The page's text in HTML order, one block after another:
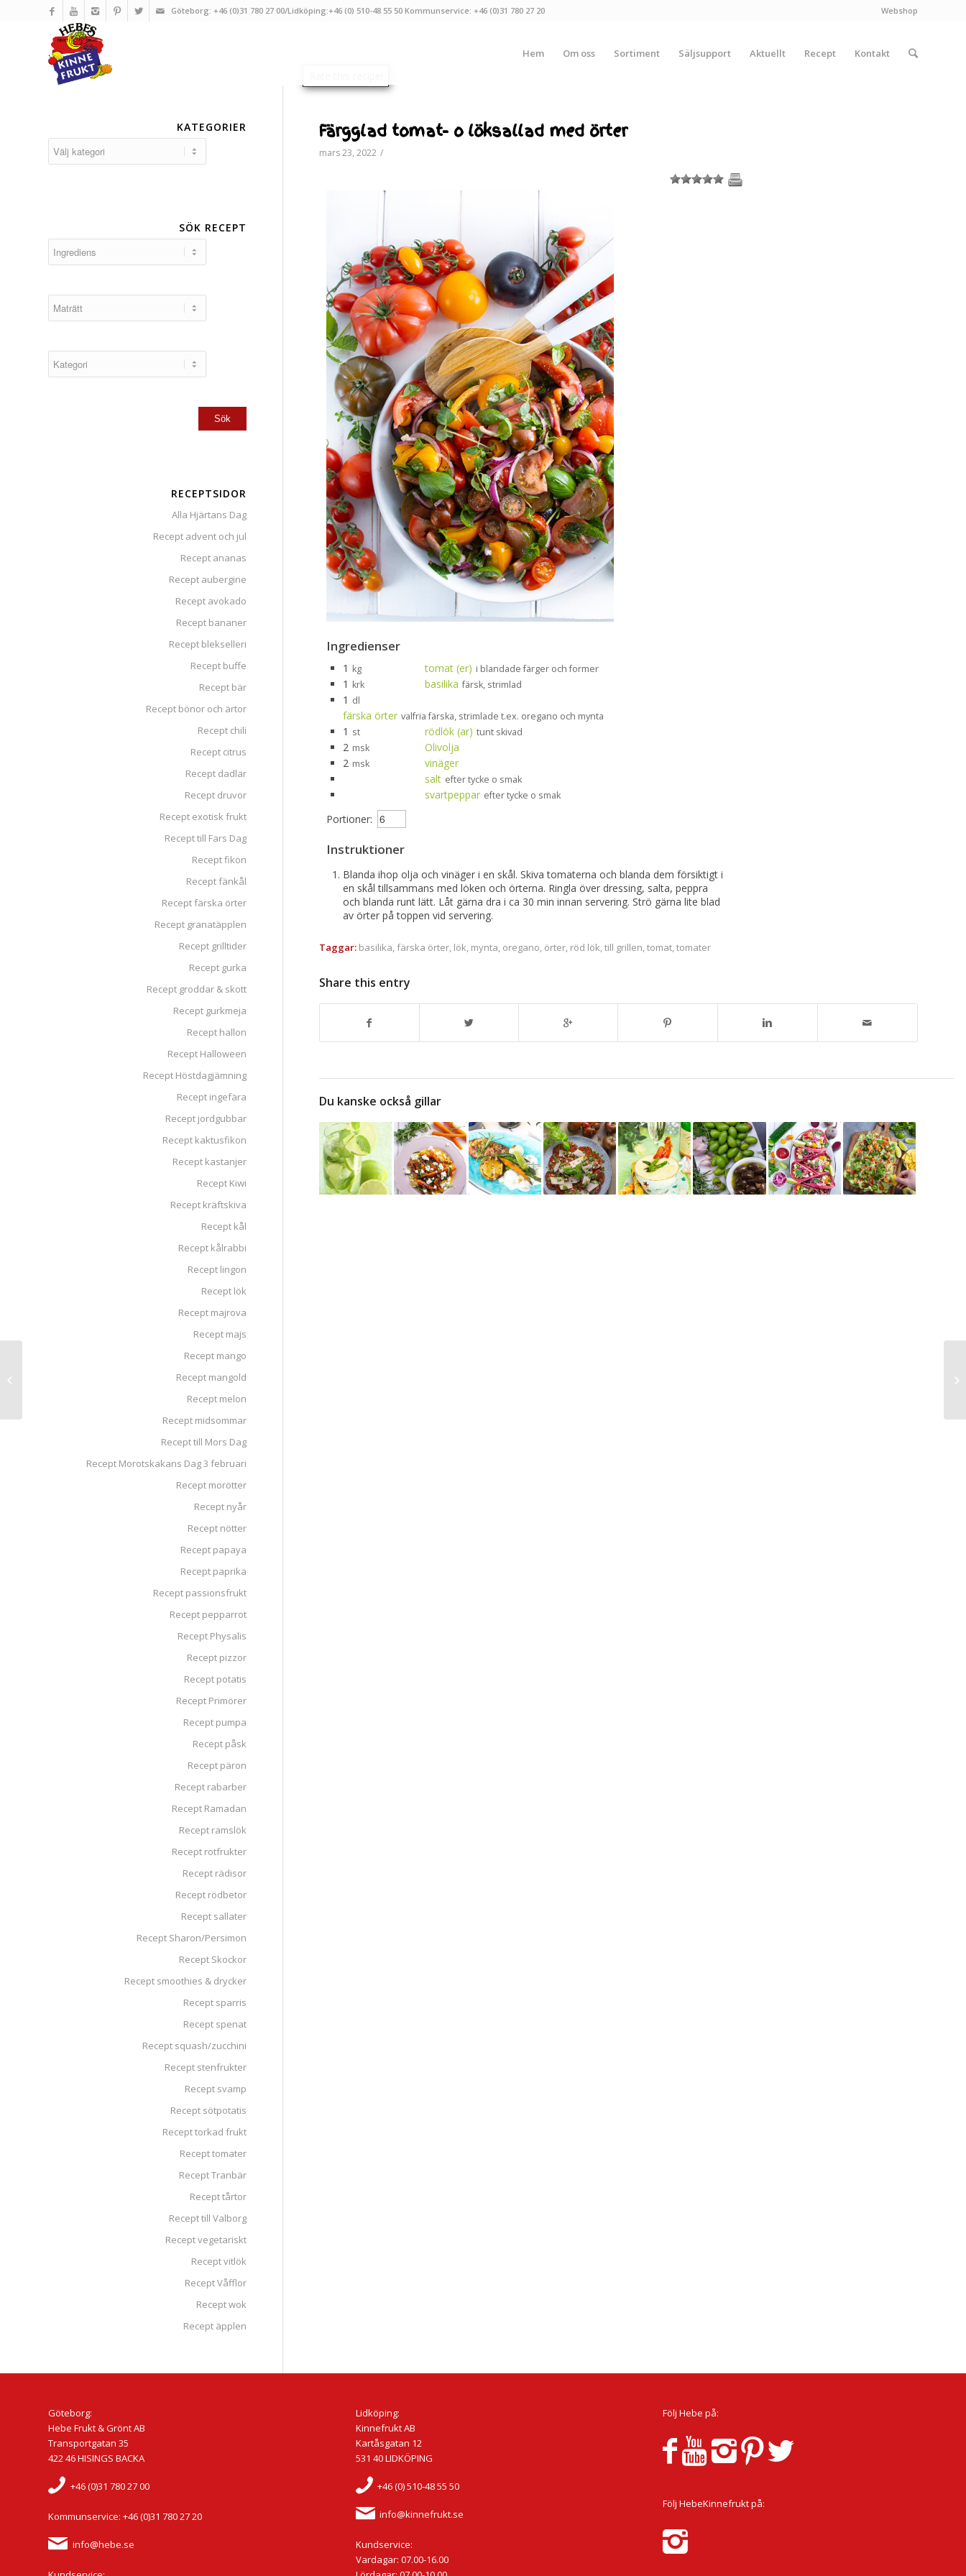
Webshop
Göteborg: +46 (0)31 780 27 00/Lidköping:+46 (0) 510-48 55 50 Kommunservice: +46 (0)31 780 27 20
Hem Om oss Sortiment Säljsupport Aktuellt Recept Kontakt
Färgglad tomat- o löksallad med örter
mars 23, 2022 /
1 2 3 4 5
Ingredienser
1 kg tomat (er) i blandade färger och former
1 krk basilika färsk, strimlad
1 dl
färska örter valfria färska, strimlade t.ex. oregano och mynta
1 st rödlök (ar) tunt skivad
2 msk
Olivolja
2 msk
vinäger
salt efter tycke o smak
svartpeppar efter tycke o smak
Portioner:
Instruktioner
Blanda ihop olja och vinäger i en skål. Skiva tomaterna och blanda dem försiktigt i
en skål tillsammans med löken och örterna. Ringla över dressing, salta, peppra
och blanda runt lätt. Låt gärna dra i ca 30 min innan servering. Strö gärna lite blad
av örter på toppen vid servering.
Taggar: basilika,färska örter, lök, mynta, oregano, örter, röd lök,till grillen,tomat,tomater
Share this entry
Du kanske också gillar
KATEGORIER
SÖK RECEPT
RECEPTSIDOR
Alla Hjärtans Dag
Recept advent och jul
Recept ananas
Recept aubergine
Recept avokado
Recept bananer
Recept blekselleri
Recept buffe
Recept bär
Recept bönor och ärtor
Recept chili
Recept citrus
Recept dadlar
Recept druvor
Recept exotisk frukt
Recept till Fars Dag
Recept fikon
Recept fänkål
Recept färska örter
Recept granatäpplen
Recept grilltider
Recept gurka
Recept groddar & skott
Recept gurkmeja
Recept hallon
Recept Halloween
Recept Höstdagjämning
Recept ingefära
Recept jordgubbar
Recept kaktusfikon
Recept kastanjer
Recept Kiwi
Recept kräftskiva
Recept kål
Recept kålrabbi
Recept lingon
Recept lök
Recept majrova
Recept majs
Recept mango
Recept mangold
Recept melon
Recept midsommar
Recept till Mors Dag
Recept Morotskakans Dag 3 februari
Recept morötter
Recept nyår
Recept nötter
Recept papaya
Recept paprika
Recept passionsfrukt
Recept pepparrot
Recept Physalis
Recept pizzor
Recept potatis
Recept Primörer
Recept pumpa
Recept påsk
Recept päron
Recept rabarber
Recept Ramadan
Recept ramslök
Recept rotfrukter
Recept rädisor
Recept rödbetor
Recept sallater
Recept Sharon/Persimon
Recept Skockor
Recept smoothies & drycker
Recept sparris
Recept spenat
Recept squash/zucchini
Recept stenfrukter
Recept svamp
Recept sötpotatis
Recept torkad frukt
Recept tomater
Recept Tranbär
Recept tårtor
Recept till Valborg
Recept vegetariskt
Recept vitlök
Recept Våfflor
Recept wok
Recept äpplen
Göteborg:
Hebe Frukt & Grönt AB
Transportgatan 35
422 46 HISINGS BACKA
+46 (0)31 780 27 00
Kommunservice: +46 (0)31 780 27 20
info@hebe.se
Lidköping:
Kinnefrukt AB
Kartåsgatan 12
531 40 LIDKÖPING
+46 (0) 510-48 55 50
info@kinnefrukt.se
Kundservice:
Vardagar: 07.00-16.00
Följ Hebe på:
Följ HebeKinnefrukt på: